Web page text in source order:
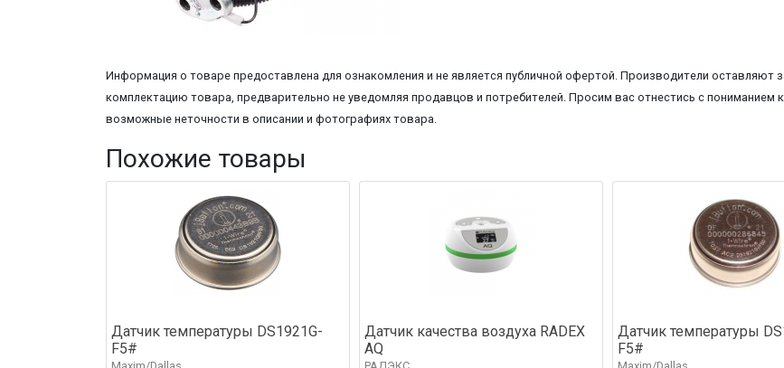
Информация о товаре предоставлена для ознакомления и не является публичной офертой. Производители оставляют
комплектацию товара, предварительно не уведомляя продавцов и потребителей. Просим вас отнестись с пониманием
возможные неточности в описании и фотографиях товара.
Похожие товары
Датчик температуры DS1921G-
F5#
Maxim/Dallas
Датчик качества воздуха RADEX
AQ
РАДЭКС
Датчик температуры
F5#
Maxim/Dallas